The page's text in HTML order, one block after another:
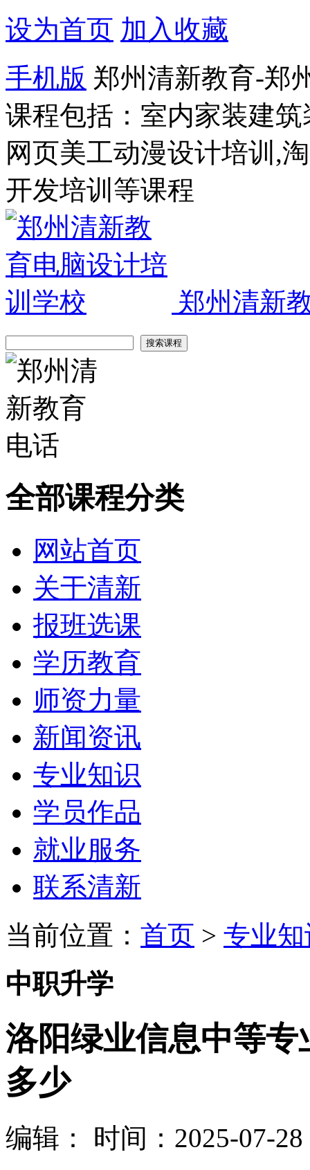
设为首页 加入收藏
手机版 郑州清新教育-郑
课程包括：室内家装建
网页美工动漫设计培训,
开发培训等课程
郑州清新
全部课程分类
网站首页
关于清新
报班选课
学历教育
师资力量
新闻资讯
专业知识
学员作品
就业服务
联系清新
当前位置： 首页 > 专业
中职升学
洛阳绿业信息中等专
多少
编辑：
时间：2025-07-28